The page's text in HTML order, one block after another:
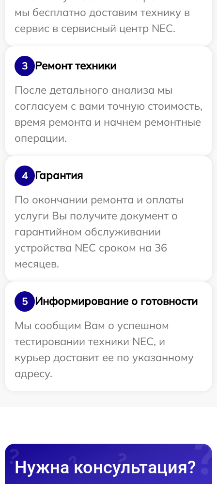
мы бесплатно доставим технику в
сервис в сервисный центр NEC.
3
Ремонт техники
После детального анализа мы
согласуем с вами точную стоимость,
время ремонта и начнем ремонтные
операции.
4
Гарантия
По окончании ремонта и оплаты
услуги Вы получите документ о
гарантийном обслуживании
устройства NEC сроком на 36
месяцев.
5
Информирование о готовности
Мы сообщим Вам о успешном
тестировании техники NEC, и
курьер доставит ее по указанному
адресу.
Нужна консультация?